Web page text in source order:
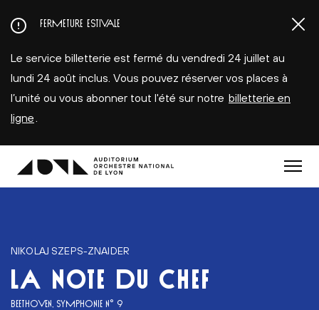
au
principal
FERMETURE ESTIVALE
Le service billetterie est fermé du vendredi 24 juillet au
lundi 24 août inclus. Vous pouvez réserver vos places à
l’unité ou vous abonner tout l'été sur notre billetterie en
ligne
Menu
NIKOLAJ SZEPS-ZNAIDER
LA NOTE DU CHEF
BEETHOVEN, SYMPHONIE N° 9